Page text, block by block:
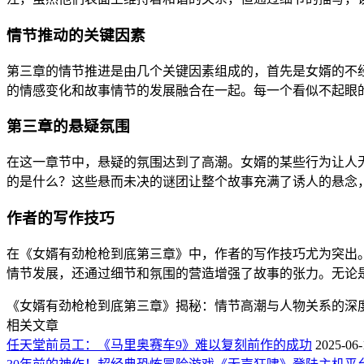
情节推动的关键因素
第三章的情节推进是由几个关键因素组成的，首先是女婿的
的情感变化和故事情节的发展融合在一起。每一个看似不起
第三章的悬疑氛围
在这一章节中，悬疑的氛围达到了高潮。女婿的某些行为让
的是什么？这些悬而未决的谜团让整个故事充满了诱人的悬
作者的写作技巧
在《女婿有劲枪枪到底第三章》中，作者的写作技巧尤为突
情节发展，还通过细节和氛围的营造增强了故事的张力。无
《女婿有劲枪枪到底第三章》揭秘：情节高潮与人物关系的深
相关文章
任天堂前员工：《马里奥赛车9》难以复刻前作的成功 2025-